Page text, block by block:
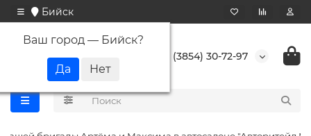
Бийск
Ваш город — Бийск?
+7 (3854) 30-72-97